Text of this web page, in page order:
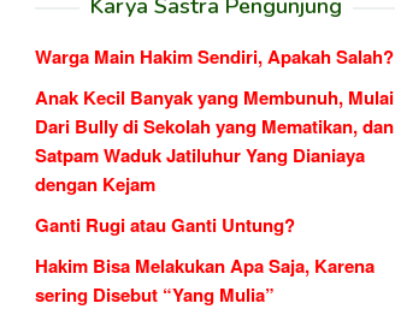
Karya Sastra Pengunjung
Warga Main Hakim Sendiri, Apakah Salah?
Anak Kecil Banyak yang Membunuh, Mulai
Dari Bully di Sekolah yang Mematikan, dan
Satpam Waduk Jatiluhur Yang Dianiaya
dengan Kejam
Ganti Rugi atau Ganti Untung?
Hakim Bisa Melakukan Apa Saja, Karena
sering Disebut “Yang Mulia”